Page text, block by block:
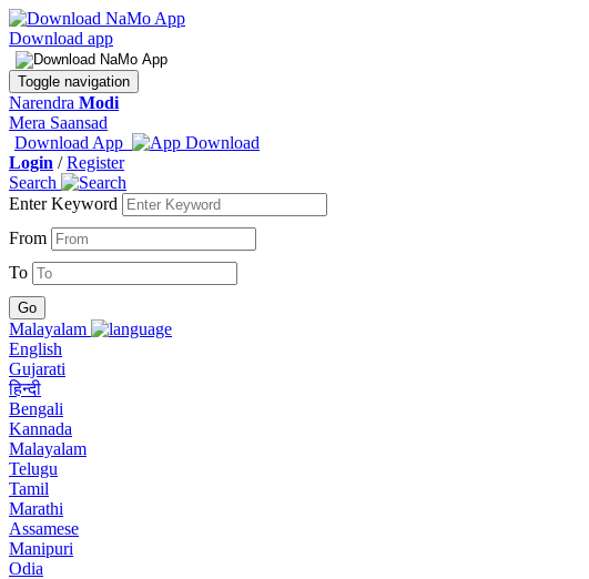
Download app
Toggle navigation
Narendra Modi
Mera Saansad
Download App
Login /Register
Search
Enter Keyword
From
To
Malayalam
English
Gujarati
हिन्दी
Bengali
Kannada
Malayalam
Telugu
Tamil
Marathi
Assamese
Manipuri
Odia